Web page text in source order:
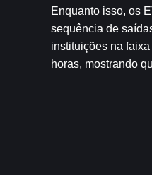
Enquanto isso, os
sequência de
instituições na
horas, mostrando